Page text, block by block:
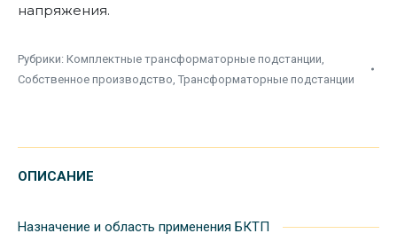
напряжения.
Рубрики: Комплектные трансформаторные подстанции,
Собственное производство, Трансформаторные подстанции
ОПИСАНИЕ
Назначение и область применения БКТП